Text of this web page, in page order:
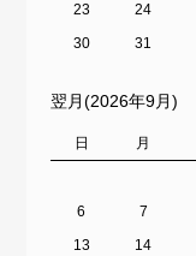
23
24
30
31
翌月(2026年9月)
日 月
6
7
13
14